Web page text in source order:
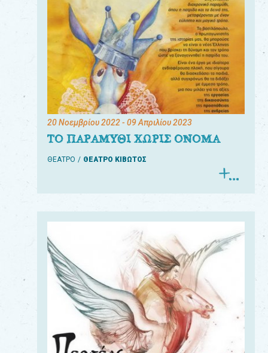
20 Νοεμβρίου 2022- 09 Απριλίου 2023
ΤΟ ΠΑΡΑΜΥΘΙ ΧΩΡΙΣ ΟΝΟΜΑ
ΘΕΑΤΡΟ ΘΕΑΤΡΟ ΚΙΒΩΤΟΣ